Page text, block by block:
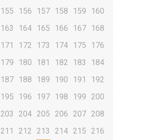
155 156 157 158 159
160
163 164 165 166 167 168
171 172 173 174 175
176
179 180 181 182 183
184
187 188 189 190 191
192
195 196 197 198 199 200
203 204 205 206 207 208
211 212 213 214 215 216